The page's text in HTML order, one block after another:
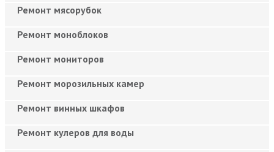
Ремонт мясорубок
Ремонт моноблоков
Ремонт мониторов
Ремонт морозильных камер
Ремонт винных шкафов
Ремонт кулеров для воды